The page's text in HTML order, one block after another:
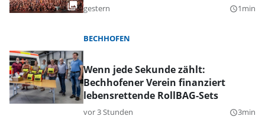
gestern query_builder1min
BECHHOFEN
Wenn jede Sekunde zählt:
Bechhofener Verein finanziert
lebensrettende RollBAG-Sets
vor 3 Stunden query_builder3min